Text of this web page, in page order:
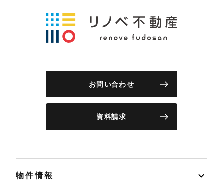
お問い合わせ
資料請求
物件情報